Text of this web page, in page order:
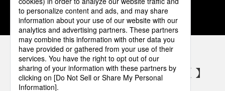
1 2 3 4 5
パナソニックの電気設備 SNSアカウント